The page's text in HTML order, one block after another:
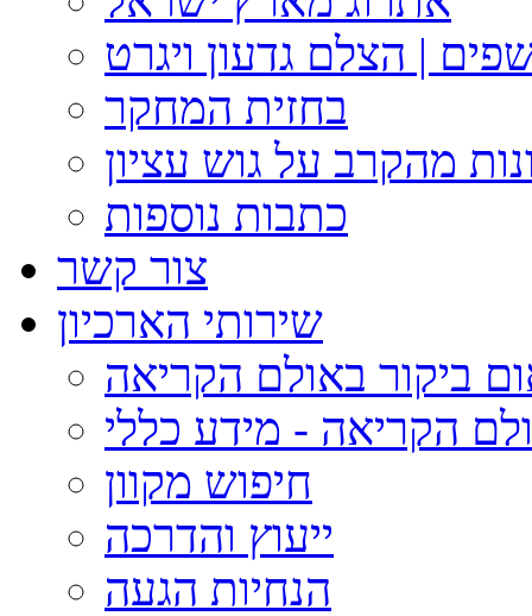
| הצלם גדעון ויגרט
בחזית המחקר
מהקרב על גוש עציון
כתבות נוספות
צור קשר
שירותי הארכיון
ביקור באולם הקריאה
הקריאה - מידע כללי
חיפוש מקוון
ייעוץ והדרכה
הנחיות הגעה